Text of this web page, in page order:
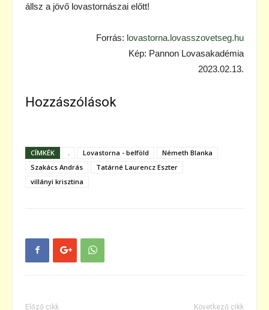
állsz a jövő lovastornászai előtt!
Forrás: lovastorna.lovasszovetseg.hu
Kép: Pannon Lovasakadémia
2023.02.13.
Hozzászólások
CÍMKÉK Lovastorna - belföld
Németh Blanka
Szakács András
Tatárné Laurencz Eszter
villányi krisztina
Előző cikk Következő cikk